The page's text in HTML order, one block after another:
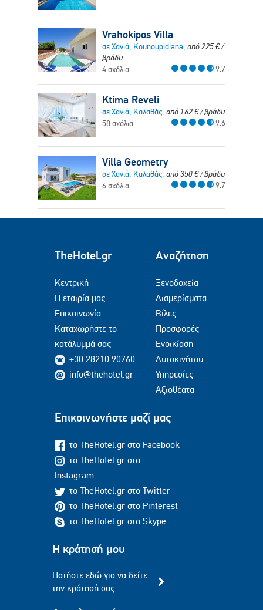
Vrahokipos Villa
σε Χανιά, Kounoupidiana, από225€/
βράδυ
4 σχόλια
9.7
Ktima Reveli
σε Χανιά, Καλαθάς, από 162€/ βράδυ
58 σχόλια
9.6
Villa Geometry
σε Χανιά, Καλαθάς, από350€/ βράδυ
6 σχόλια
9.7
TheHotel.gr
Κεντρική
Η εταιρία μας
Επικοινωνία
Καταχωρήστε το
κατάλυμμά σας
+30 28210 90760
info@thehotel.gr
Αναζήτηση
Ξενοδοχεία
Διαμερίσματα
Βίλες
Προσφορές
Ενοικίαση
Αυτοκινήτου
Υπηρεσίες
Αξιοθέατα
Επικοινωνήστε μαζί μας
το TheHotel.gr στο Facebook
το TheHotel.gr στο
Instagram
το TheHotel.gr στο Twitter
το TheHotel.gr στο Pinterest
το TheHotel.gr στο Skype
Η κράτησή μου
Πατήστε εδώ για να δείτε
την κράτησή σας